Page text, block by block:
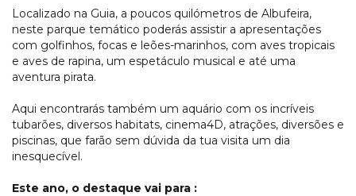
Localizado na Guia, a poucos quilómetros de Albufeira,
neste parque temático poderás assistir a apresentações
com golfinhos, focas e leões-marinhos, com aves tropicais
e aves de rapina, um espetáculo musical e até uma
aventura pirata.
Aqui encontrarás também um aquário com os incríveis
tubarões, diversos habitats, cinema4D, atrações, diversões e
piscinas, que farão sem dúvida da tua visita um dia
inesquecível.
Este ano, o destaque vai para :